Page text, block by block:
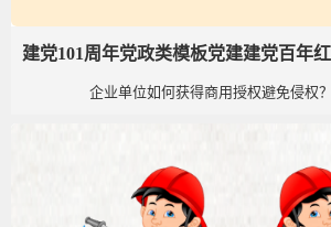
建党101周年党政类模板党建建党百年
企业单位如何获得商用授权避免侵权？